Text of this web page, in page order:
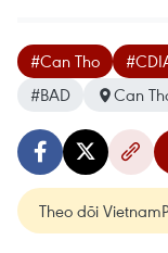
#Can Tho
#BAD
Can
Theo dõi